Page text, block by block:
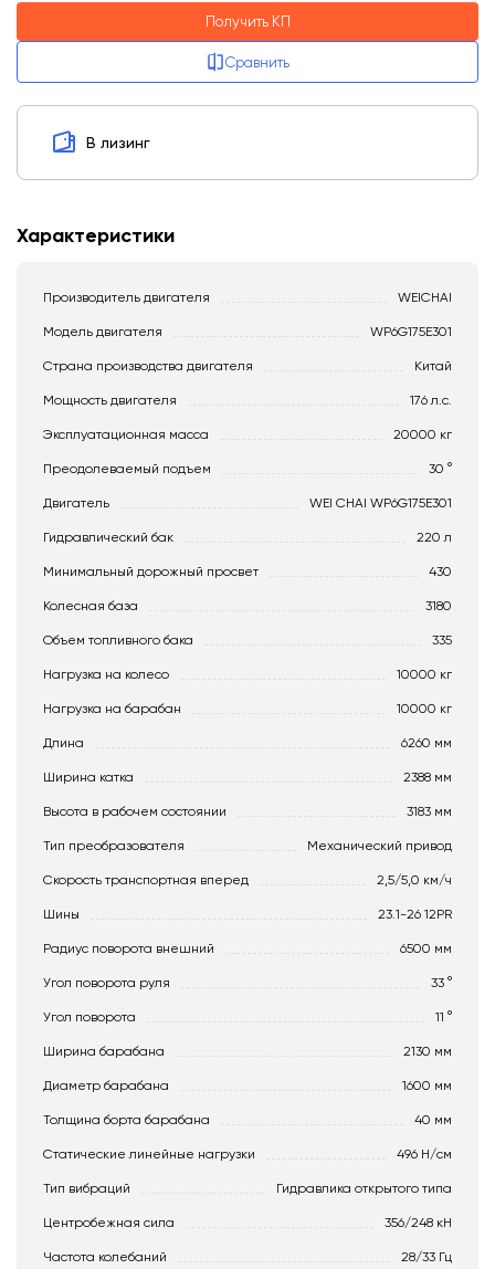
Получить КП
Сравнить
В лизинг
Характеристики
Производитель двигателя WEICHAI
Модель двигателя WP6G175E301
Страна производства двигателя Китай
Мощность двигателя 176 л.с.
Эксплуатационная масса 20000 кг
Преодолеваемый подъем 30 °
Двигатель WEI CHAI WP6G175E301
Гидравлический бак 220 л
Минимальный дорожный просвет 430
Колесная база 3180
Объем топливного бака 335
Нагрузка на колесо 10000 кг
Нагрузка на барабан 10000 кг
Длина 6260 мм
Ширина катка 2388 мм
Высота в рабочем состоянии 3183 мм
Тип преобразователя Механический привод
Скорость транспортная вперед 2,5/5,0 км/ч
Шины 23.1-26 12PR
Радиус поворота внешний 6500 мм
Угол поворота руля 33 °
Угол поворота 11 °
Ширина барабана 2130 мм
Диаметр барабана 1600 мм
Толщина борта барабана 40 мм
Статические линейные нагрузки 496 Н/см
Тип вибраций Гидравлика открытого типа
Центробежная сила 356/248 кН
Частота колебаний 28/33 Гц